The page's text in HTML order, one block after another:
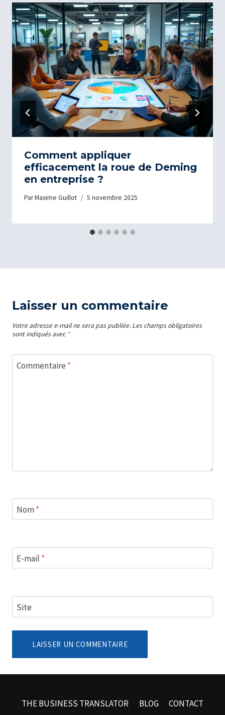
Comment appliquer
efficacement la roue de Deming
en entreprise ?
ParMaxime Guillot 5 novembre 2025
Laisser un commentaire
Votre adresse e-mail ne sera pas publiée. Les champs obligatoires
sont indiqués avec *
Commentaire *
Nom*
E-mail *
Site
THE BUSINESS TRANSLATOR BLOG CONTACT